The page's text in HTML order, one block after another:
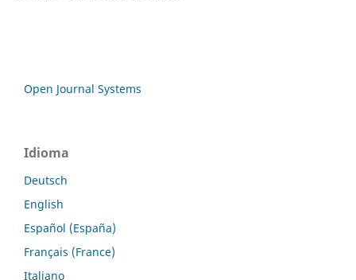
Open Journal Systems
Idioma
Deutsch
English
Español (España)
Français (France)
Italiano